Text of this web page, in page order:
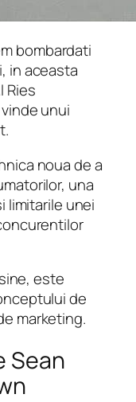
bombardati
in aceasta
Ries
unui
noua de a
una
limitarile unei
este
de
marketing.
Sean